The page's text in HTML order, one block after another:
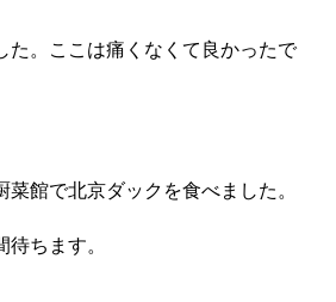
た。ここは痛くなくて良かったで
館で北京ダックを食べました。
ちます。